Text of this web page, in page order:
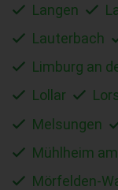
Langen
Lauterbach
Limburg an
Lollar
Melsungen
Mühlheim
Mörfelden-